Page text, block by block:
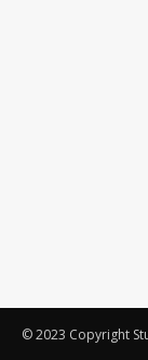
© 2023 Copyright